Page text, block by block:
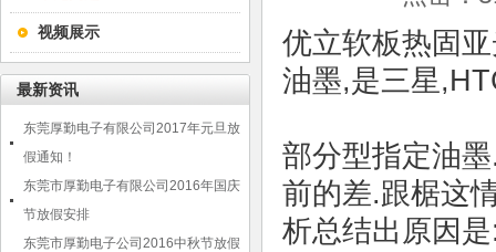
视频展示
最新资讯
东莞厚勤电子有限公司2017年元旦放
假通知！
东莞市厚勤电子有限公司2016年国庆
节放假安排
东莞市厚勤电子公司2016中秋节放假
优立软板热固
油墨,是三星
部分型指定油
前的差.跟椐这
析总结出原因